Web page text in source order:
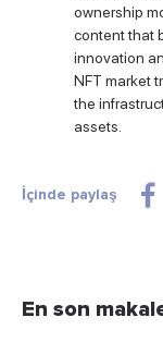
ownership
content that
innovation
NFT market
the
assets.
İçinde paylaş
En son